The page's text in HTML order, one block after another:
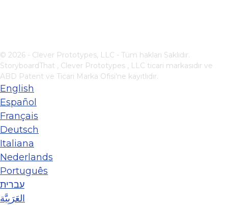
© 2026 - Clever Prototypes, LLC - Tüm hakları Saklıdır.
StoryboardThat , Clever Prototypes , LLC ticari markasıdır ve
ABD Patent ve Ticari Marka Ofisi'ne kayıtlıdır.
English
Español
Français
Deutsch
Italiana
Nederlands
Português
עברית
العَرَبِيَّة